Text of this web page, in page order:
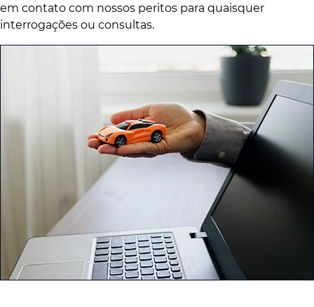
em contato com nossos peritos para quaisquer
interrogações ou consultas.